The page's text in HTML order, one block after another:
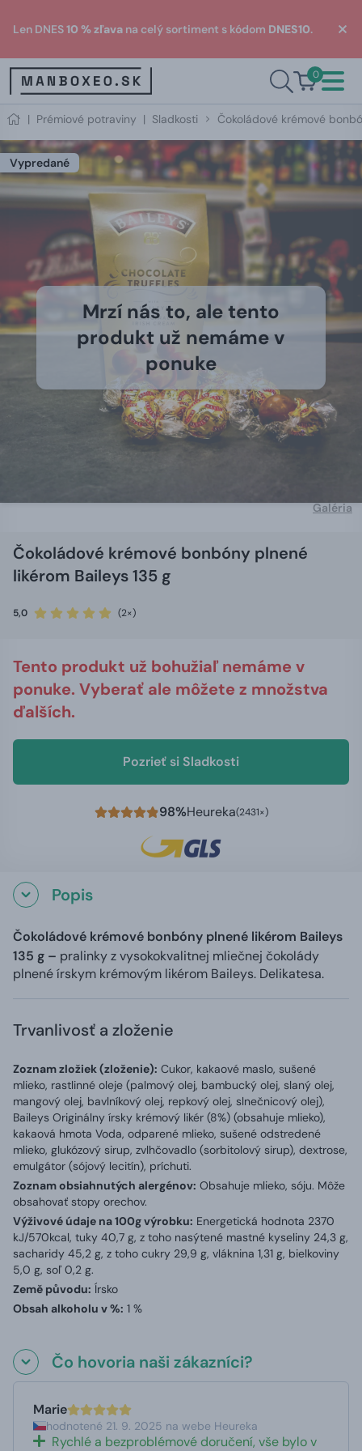
Len DNES10 % zľava na celý sortiment s kódom DNES10.
0
| Prémiové potraviny | Sladkosti Čokoládové krémové
Vypredané
Mrzí nás to, ale tento
produkt už nemáme v
ponuke
Galéria
Čokoládové krémové bonbóny plnené
likérom Baileys 135 g
5,0 (2×)
Tento produkt už bohužiaľ nemáme v
ponuke. Vyberať ale môžete z množstva
ďalších.
Pozrieť si Sladkosti
98%Heureka(2431×)
Popis
Čokoládové krémové bonbóny plnené likérom Baileys
135 g – pralinky z vysokokvalitnej mliečnej čokolády
plnené írskym krémovým likérom Baileys. Delikatesa.
Trvanlivosť a zloženie
Zoznam zložiek (zloženie): Cukor, kakaové maslo, sušené
mlieko, rastlinné oleje (palmový olej, bambucký olej, slaný olej,
mangový olej, bavlníkový olej, repkový olej, slnečnicový olej),
Baileys Originálny írsky krémový likér (8%) (obsahuje mlieko),
kakaová hmota Voda, odparené mlieko, sušené odstredené
mlieko, glukózový sirup, zvlhčovadlo (sorbitolový sirup), dextrose,
emulgátor (sójový lecitín), príchuti.
Zoznam obsiahnutých alergénov: Obsahuje mlieko, sóju. Môže
obsahovať stopy orechov.
Výživové údaje na 100g výrobku: Energetická hodnota 2370
kJ/570kcal, tuky 40,7 g, z toho nasýtené mastné kyseliny 24,3 g,
sacharidy 45,2 g, z toho cukry 29,9 g, vláknina 1,31 g, bielkoviny
5,0 g, soľ 0,2 g.
Země původu: Írsko
Obsah alkoholu v %: 1 %
Čo hovoria naši zákazníci?
Marie
hodnotené 21. 9. 2025 na webe Heureka
Rychlé a bezproblémové doručení, vše bylo v